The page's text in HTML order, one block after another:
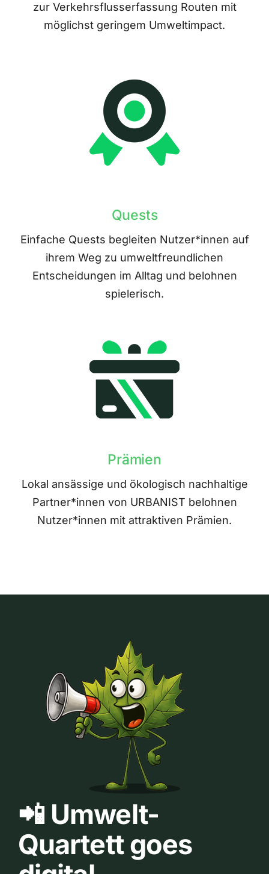
zur Verkehrsflusserfassung Routen mit
möglichst geringem Umweltimpact.
Quests
Einfache Quests begleiten Nutzer*innen auf
ihrem Weg zu umweltfreundlichen
Entscheidungen im Alltag und belohnen
spielerisch.
Prämien
Lokal ansässige und ökologisch nachhaltige
Partner*innen von URBANIST belohnen
Nutzer*innen mit attraktiven Prämien.
📲 Umwelt-
Quartett goes